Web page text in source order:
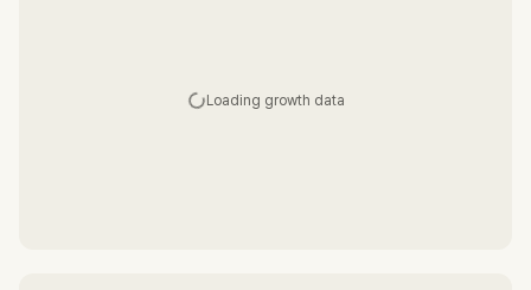
Loading growth data